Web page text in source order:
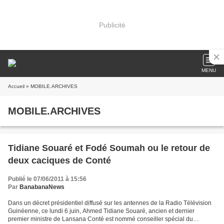
Publicité
MENU
Accueil » MOBILE.ARCHIVES
MOBILE.ARCHIVES
Tidiane Souaré et Fodé Soumah ou le retour de
deux caciques de Conté
Publié le 07/06/2011 à 15:56
Par BanabanaNews
Dans un décret présidentiel diffusé sur les antennes de la Radio Télévision
Guinéenne, ce lundi 6 juin, Ahmed Tidiane Souaré, ancien et dernier
premier ministre de Lansana Conté est nommé conseiller spécial du